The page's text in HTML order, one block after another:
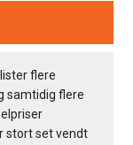
flere
samtidig flere
stort set vendt